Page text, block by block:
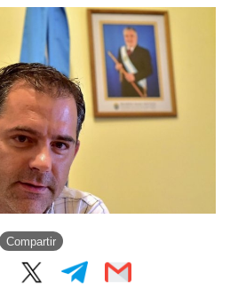
Compartir